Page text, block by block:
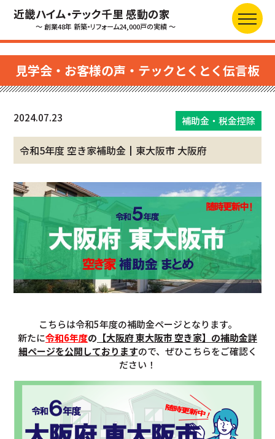
近畿ハイム・テック千里 感動の家
～ 創業48年 新築・リフォーム24,000戸の実績 ～
見学会・お客様の声・テックとくとく伝言板
2024.07.23 補助金・税金控除
令和5年度 空き家補助金┃東大阪市 大阪府
こちらは令和5年度の補助金ページとなります。
新たに令和6年度の 【大阪府 東大阪市 空き家】の補助金詳
細ページを公開しておりますので、ぜひこちらをご確認く
ださい！